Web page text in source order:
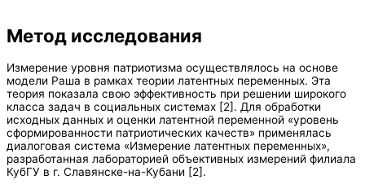
Метод исследования
Измерение уровня патриотизма осуществлялось на основе
модели Раша в рамках теории латентных переменных. Эта
теория показала свою эффективность при решении широкого
класса задач в социальных системах [2]. Для обработки
исходных данных и оценки латентной переменной «уровень
сформированности патриотических качеств» применялась
диалоговая система «Измерение латентных переменных»,
разработанная лабораторией объективных измерений филиала
КубГУ в г. Славянске-на-Кубани [2].